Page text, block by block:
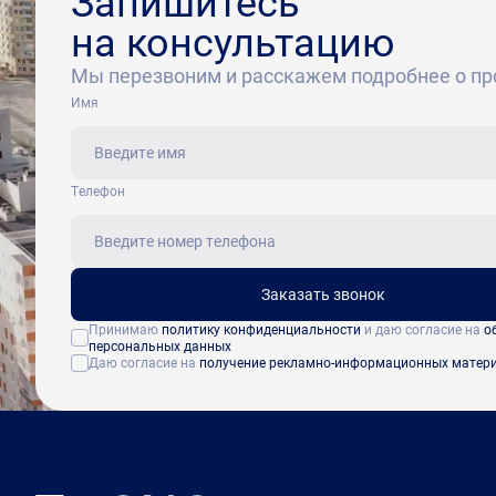
на консультацию
Мы перезвоним и расскажем подробнее о
Имя
Tелефон
Заказать звонок
Принимаю политику конфиденциальности и даю согласие на
персональных данных
Даю согласие на получение рекламно-информационных